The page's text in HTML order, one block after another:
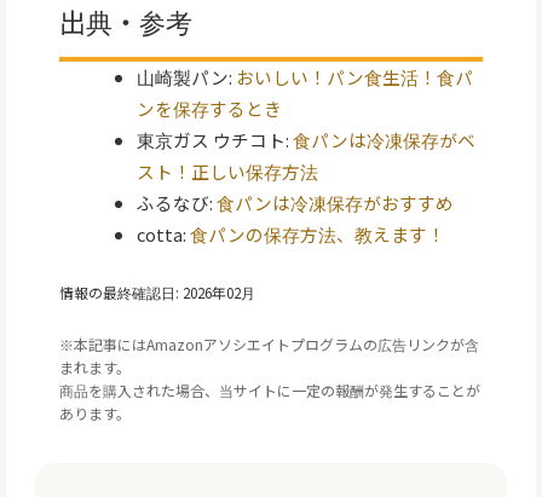
出典・参考
山崎製パン: おいしい！パン食生活！食パ
ンを保存するとき
東京ガス ウチコト:食パンは冷凍保存がベ
スト！正しい保存方法
ふるなび:食パンは冷凍保存がおすすめ
cotta:食パンの保存方法、教えます！
情報の最終確認日: 2026年02月
※本記事にはAmazonアソシエイトプログラムの広告リンクが含
まれます。
商品を購入された場合、当サイトに一定の報酬が発生することが
あります。